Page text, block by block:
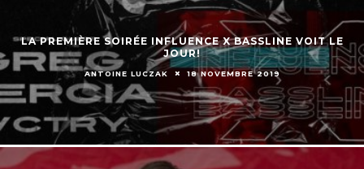
LA PREMIÈRE SOIRÉE INFLUENCE X BASSLINE VOIT LE
JOUR!
ANTOINE LUCZAK 18 NOVEMBRE 2019